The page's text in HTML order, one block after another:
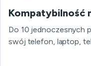
Kompatybilność
Do 10 jednoczesnych
swój telefon, laptop,